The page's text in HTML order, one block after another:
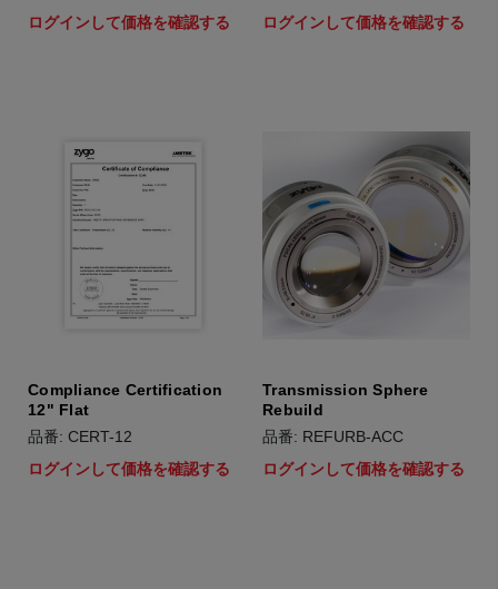
ログインして価格を確認する
ログインして価格を確認する
Compliance Certification
12" Flat
品番: CERT-12
ログインして価格を確認する
Transmission Sphere
Rebuild
品番: REFURB-ACC
ログインして価格を確認する